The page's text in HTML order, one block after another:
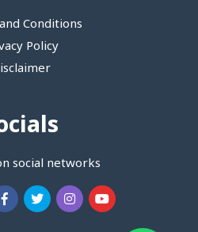
Conditions
Policy
social networks